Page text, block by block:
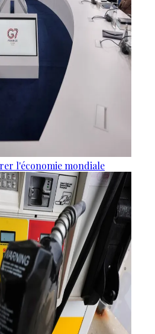
l'économie mondiale